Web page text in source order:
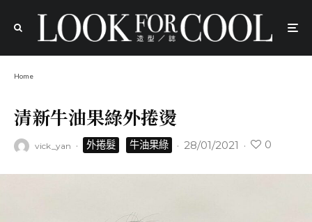
Home
清新牛油果綠外捲燙
vick_yan · 外捲髮 牛油果綠 · 28/01/2021 · 0